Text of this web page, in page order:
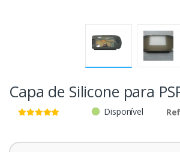
Capa de Silicone para
Disponível Ref